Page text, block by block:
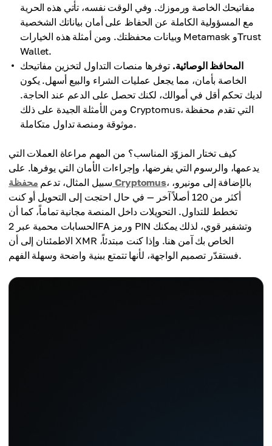
مفاتيحك الخاصة ورموزك. وفي الوقت نفسه، تأتي هذه الحرية
مع المسؤولية الكاملة عن الحفاظ على أمان بياناتك الشخصية
وبيانات محفظتك. ومن أمثلة هذه الخيارات Metamask وTrust
Wallet.
المحافظ الوصائية. توفرها منصات التداول لتخزين مفاتيحك
الخاصة بأمان، مما يجعل عمليات الشراء والبيع أسهل. يكون
لديك تحكم أقل في أموالك، لكنك تحصل على الدعم عند الحاجة.
ومن الأمثلة الجيدة على ذلك Cryptomus، التي تقدم محفظة
موثوقة ومنصة تداول متكاملة.
كيف تختار المزوّد المناسب؟ من المهم مراعاة العملات التي
يدعمها، والرسوم التي يفرضها، وإجراءات الأمان التي يوفرها. على
سبيل المثال، تدعم محفظة Cryptomus، بالإضافة إلى مونيرو،
أكثر من 120 أصلاً آخر — في حال احتجت إلى التحويل أو كنت
تخطط للتداول. التحويلات داخل المنصة مجانية تماماً، كما أن
الحسابات محمية عبر 2FA ورمز PIN وتشفير قوي، لذلك يمكنك
الاطمئنان إلى أن XMR الخاص بك آمن هنا. وإذا كنت مبتدئاً،
فستقدّر تصميم الواجهة، لأنها تتمتع ببنية واضحة وسهلة الفهم.